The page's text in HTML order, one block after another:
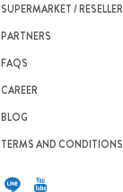
SUPERMARKET / RESELLER
PARTNERS
FAQS
CAREER
BLOG
TERMS AND CONDITIONS